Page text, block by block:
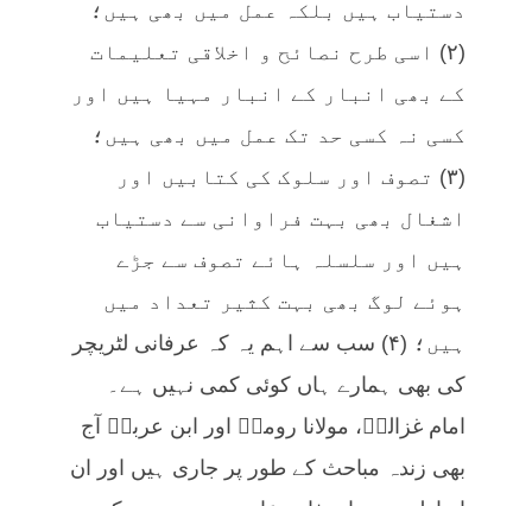
دستیاب ہیں بلکہ عمل میں بھی ہیں؛
(۲) اسی طرح نصائح و اخلاقی تعلیمات
کے بھی انبار کے انبار مہیا ہیں اور
کسی نہ کسی حد تک عمل میں بھی ہیں؛
(۳) تصوف اور سلوک کی کتابیں اور
اشغال بھی بہت فراوانی سے دستیاب
ہیں اور سلسلہ ہائے تصوف سے جڑے
ہوئے لوگ بھی بہت کثیر تعداد میں
ہیں؛ (۴) سب سے اہم یہ کہ عرفانی لٹریچر
کی بھی ہمارے ہاں کوئی کمی نہیں ہے۔
امام غزالیؒ، مولانا رومیؒ اور ابن عربیؒ آج
بھی زندہ مباحث کے طور پر جاری ہیں اور ان